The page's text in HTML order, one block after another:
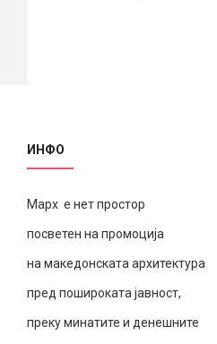
ИНФО
Марх е нет простор
посветен на промоција
на македонската архитектура
пред пошироката јавност,
преку минатите и денешните